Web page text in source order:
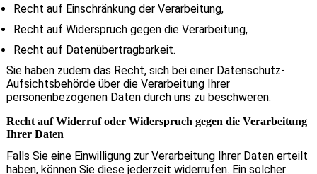
Recht auf Einschränkung der Verarbeitung,
Recht auf Widerspruch gegen die Verarbeitung,
Recht auf Datenübertragbarkeit.
Sie haben zudem das Recht, sich bei einer Datenschutz-
Aufsichtsbehörde über die Verarbeitung Ihrer
personenbezogenen Daten durch uns zu beschweren.
Recht auf Widerruf oder Widerspruch gegen die Verarbeitung
Ihrer Daten
Falls Sie eine Einwilligung zur Verarbeitung Ihrer Daten erteilt
haben, können Sie diese jederzeit widerrufen. Ein solcher